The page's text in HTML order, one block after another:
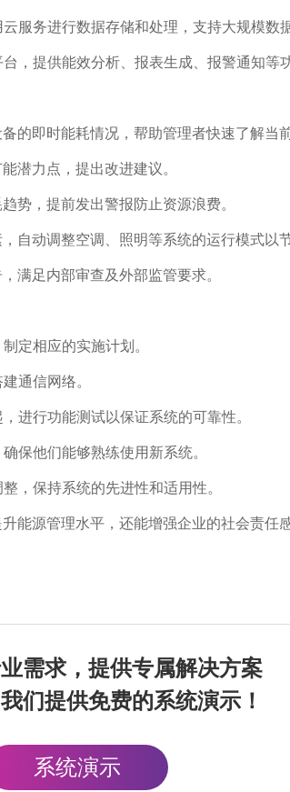
服务进行数据存储和处理，支持大规模数
，提供能效分析、报表生成、报警通知等
的即时能耗情况，帮助管理者快速了解当前
潜力点，提出改进建议。
势，提前发出警报防止资源浪费。
自动调整空调、照明等系统的运行模式以
满足内部审查及外部监管要求。
定相应的实施计划。
通信网络。
进行功能测试以保证系统的可靠性。
保他们能够熟练使用新系统。
，保持系统的先进性和适用性。
能源管理水平，还能增强企业的社会责任
需求，提供专属解决方案
们提供免费的系统演示！
系统演示